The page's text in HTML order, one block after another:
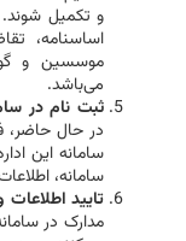
و تکمیل
اساسنامه،
موسسین و
می‌باشد.
ثبت نام در
در حال حاضر،
سامانه این
سامانه،
تایید
مدارک در